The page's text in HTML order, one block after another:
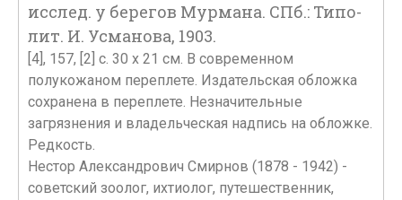
исслед. у берегов Мурмана. СПб.: Типо-
лит. И. Усманова, 1903.
[4], 157, [2] c. 30 x 21 см. В современном
полукожаном переплете. Издательская обложка
сохранена в переплете. Незначительные
загрязнения и владельческая надпись на обложке.
Редкость.
Нестор Александрович Смирнов (1878 - 1942) -
советский зоолог, ихтиолог, путешественник,